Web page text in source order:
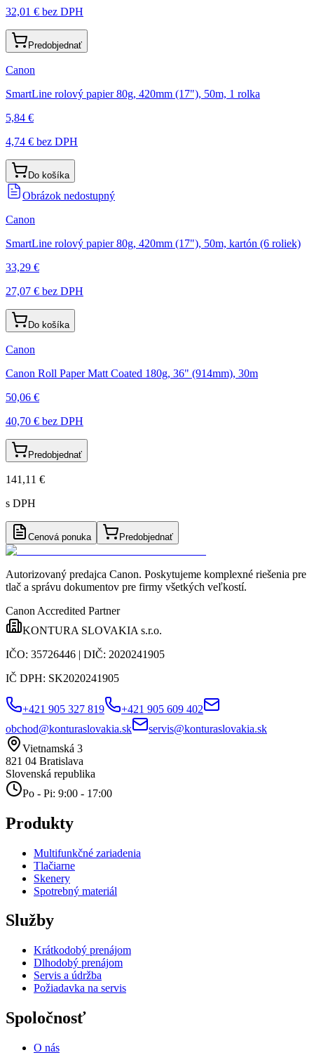
32,01 € bez DPH
Predobjednať
Canon
SmartLine rolový papier 80g, 420mm (17"), 50m, 1 rolka
5,84 €
4,74 € bez DPH
Do košíka
Obrázok nedostupný
Canon
SmartLine rolový papier 80g, 420mm (17"), 50m, kartón (6 roliek)
33,29 €
27,07 € bez DPH
Do košíka
Canon
Canon Roll Paper Matt Coated 180g, 36" (914mm), 30m
50,06 €
40,70 € bez DPH
Predobjednať
141,11 €
s DPH
Cenová ponuka Predobjednať
Autorizovaný predajca Canon. Poskytujeme komplexné riešenia pre
tlač a správu dokumentov pre firmy všetkých veľkostí.
Canon Accredited Partner
KONTURA SLOVAKIA s.r.o.
IČO: 35726446 | DIČ: 2020241905
IČ DPH: SK2020241905
+421 905 327 819
+421 905 609 402
obchod@konturaslovakia.sk
servis@konturaslovakia.sk
Vietnamská 3
821 04 Bratislava
Slovenská republika
Po - Pi: 9:00 - 17:00
Produkty
Multifunkčné zariadenia
Tlačiarne
Skenery
Spotrebný materiál
Služby
Krátkodobý prenájom
Dlhodobý prenájom
Servis a údržba
Požiadavka na servis
Spoločnosť
O nás